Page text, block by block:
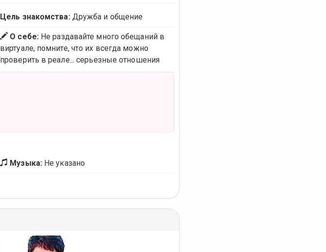
Цель знакомства: Дружба и общение
О себе:Не раздавайте много обещаний в
виртуале, помните, что их всегда можно
проверить в реале... серьезные отношения
Музыка: Не указано